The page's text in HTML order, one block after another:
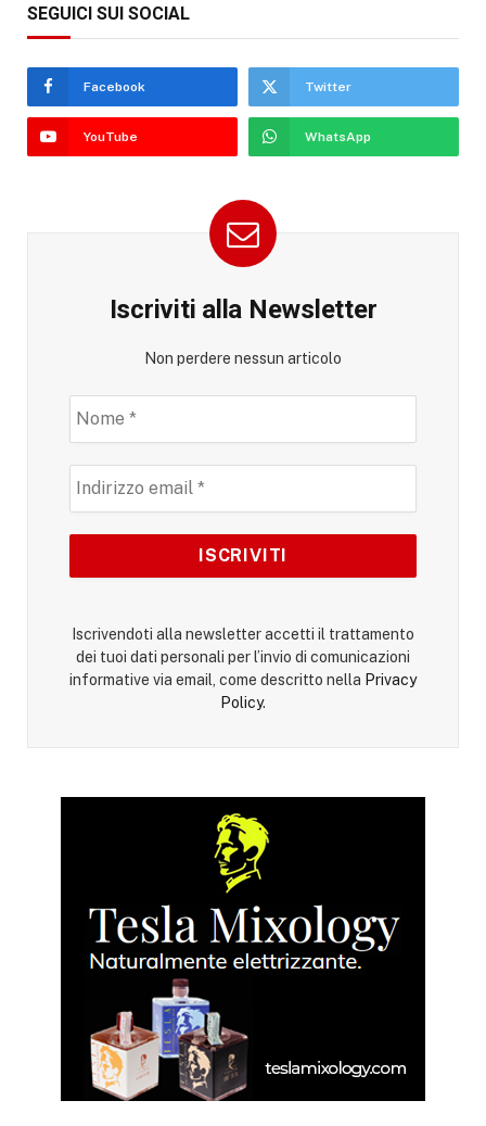
SEGUICI SUI SOCIAL
Facebook Twitter
YouTube WhatsApp
Iscriviti alla Newsletter
Non perdere nessun articolo
Iscrivendoti alla newsletter accetti il trattamento
dei tuoi dati personali per l’invio di comunicazioni
informative via email, come descritto nella Privacy
Policy.